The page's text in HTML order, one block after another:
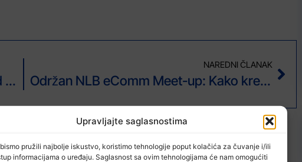
Upravljajte saglasnostima
pružili najbolje iskustvo, koristimo tehnologije poput kolačića za čuvanje i/ili
informacijama o uređaju. Saglasnost sa ovim tehnologijama će nam omogućiti
U BiH sunčano, dnevna temperatura od 23 do 29 stepeni
NAREDNI ČLANAK
Održan NLB eComm Meet-up: Kako kreirati uspješan webshop u Bosni i Hercegovini (FOTO)